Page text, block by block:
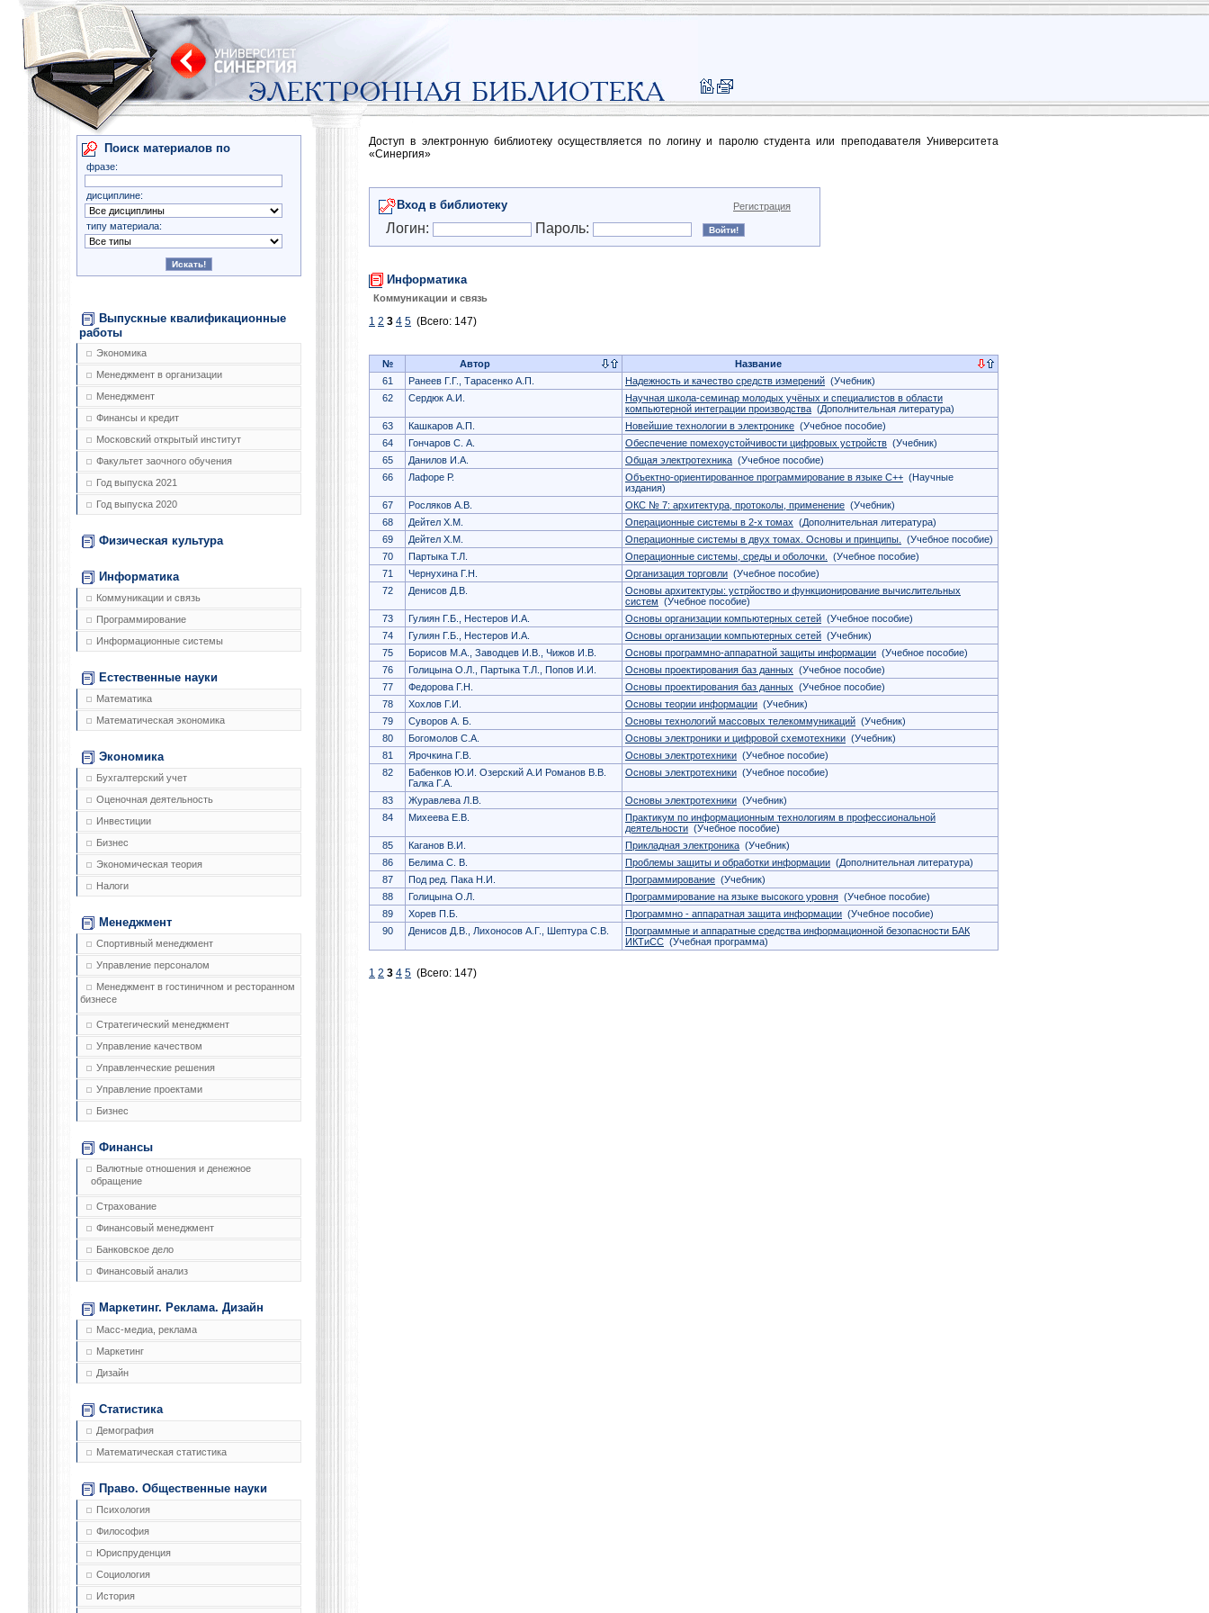
Поиск материалов по
фразе:
дисциплине:
типу материала:
Выпускные квалификационные
работы
Экономика
Менеджмент в организации
Менеджмент
Финансы и кредит
Московский открытый институт
Факультет заочного обучения
Год выпуска 2021
Год выпуска 2020
Физическая культура
Информатика
Коммуникации и связь
Программирование
Информационные системы
Естественные науки
Математика
Математическая экономика
Экономика
Бухгалтерский учет
Оценочная деятельность
Инвестиции
Бизнес
Экономическая теория
Налоги
Менеджмент
Спортивный менеджмент
Управление персоналом
Менеджмент в гостиничном и ресторанном
бизнесе
Стратегический менеджмент
Управление качеством
Управленческие решения
Управление проектами
Бизнес
Финансы
Валютные отношения и денежное
обращение
Страхование
Финансовый менеджмент
Банковское дело
Финансовый анализ
Маркетинг. Реклама. Дизайн
Масс-медиа, реклама
Маркетинг
Дизайн
Статистика
Демография
Математическая статистика
Право. Общественные науки
Психология
Философия
Юриспруденция
Социология
История
Доступ в электронную библиотеку осуществляется по логину и паролю студента или преподавателя Университета
«Синергия»
Вход в библиотеку Регистрация
Логин: Пароль:
Информатика
Коммуникации и связь
1 2 3 4 5 (Всего: 147)
№ Автор
Название
61
Ранеев Г.Г., Тарасенко А.П. Надежность и качество средств измерений (Учебник)
62
Сердюк А.И.
Научная школа-семинар молодых учёных и специалистов в области
компьютерной интеграции производства (Дополнительная литература)
63
Кашкаров А.П. Новейшие технологии в электронике (Учебное пособие)
64
Гончаров С. А. Обеспечение помехоустойчивости цифровых устройств (Учебник)
65
Данилов И.А. Общая электротехника (Учебное пособие)
66
Лафоре Р. Объектно-ориентированное программирование в языке С++ (Научные
издания)
67
Росляков А.В. ОКС № 7: архитектура, протоколы, применение (Учебник)
68
Дейтел Х.М. Операционные системы в 2-х томах (Дополнительная литература)
69
Дейтел Х.М. Операционные системы в двух томах. Основы и принципы.
(Учебное пособие)
70
Партыка Т.Л. Операционные системы, среды и оболочки.
(Учебное пособие)
71
Чернухина Г.Н. Организация торговли (Учебное пособие)
72
Денисов Д.В.
Основы архитектуры: устрйоство и функционирование вычислительных
систем (Учебное пособие)
73
Гулиян Г.Б., Нестеров И.А. Основы организации компьютерных сетей (Учебное пособие)
74
Гулиян Г.Б., Нестеров И.А. Основы организации компьютерных сетей (Учебник)
75
Борисов М.А., Заводцев И.В., Чижов И.В. Основы программно-аппаратной защиты информации (Учебное пособие)
76
Голицына О.Л., Партыка Т.Л., Попов И.И. Основы проектирования баз данных (Учебное пособие)
77
Федорова Г.Н. Основы проектирования баз данных (Учебное пособие)
78
Хохлов Г.И. Основы теории информации (Учебник)
79
Суворов А. Б. Основы технологий массовых телекоммуникаций (Учебник)
80
Богомолов С.А. Основы электроники и цифровой схемотехники (Учебник)
81
Ярочкина Г.В. Основы электротехники (Учебное пособие)
82
Бабенков Ю.И. Озерский А.И Романов В.В.
Галка Г.А.
Основы электротехники (Учебное пособие)
83 Журавлева Л.В. Основы электротехники (Учебник)
84
Михеева Е.В.
Практикум по информационным технологиям в профессиональной
деятельности (Учебное пособие)
85
Каганов В.И. Прикладная электроника (Учебник)
86
Белима С. В. Проблемы защиты и обработки информации (Дополнительная литература)
87
Под ред. Пака Н.И. Программирование (Учебник)
88
Голицына О.Л. Программирование на языке высокого уровня (Учебное пособие)
89
Хорев П.Б. Программно - аппаратная защита информации (Учебное пособие)
90
Денисов Д.В., Лихоносов А.Г., Шептура С.В.
Программные и аппаратные средства информационной безопасности БАК
ИКТиСС (Учебная программа)
1 2 3 4 5 (Всего: 147)